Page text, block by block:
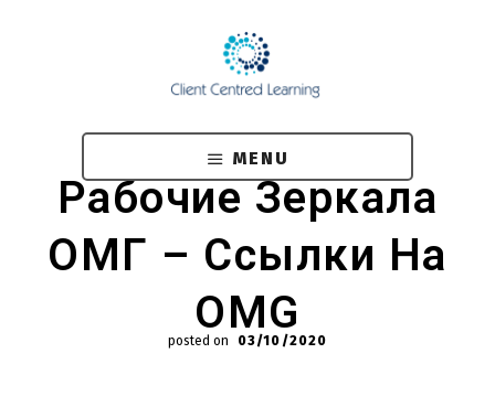
MENU
Рабочие Зеркала
ОМГ – Ссылки На
OMG
posted on 03/10/2020